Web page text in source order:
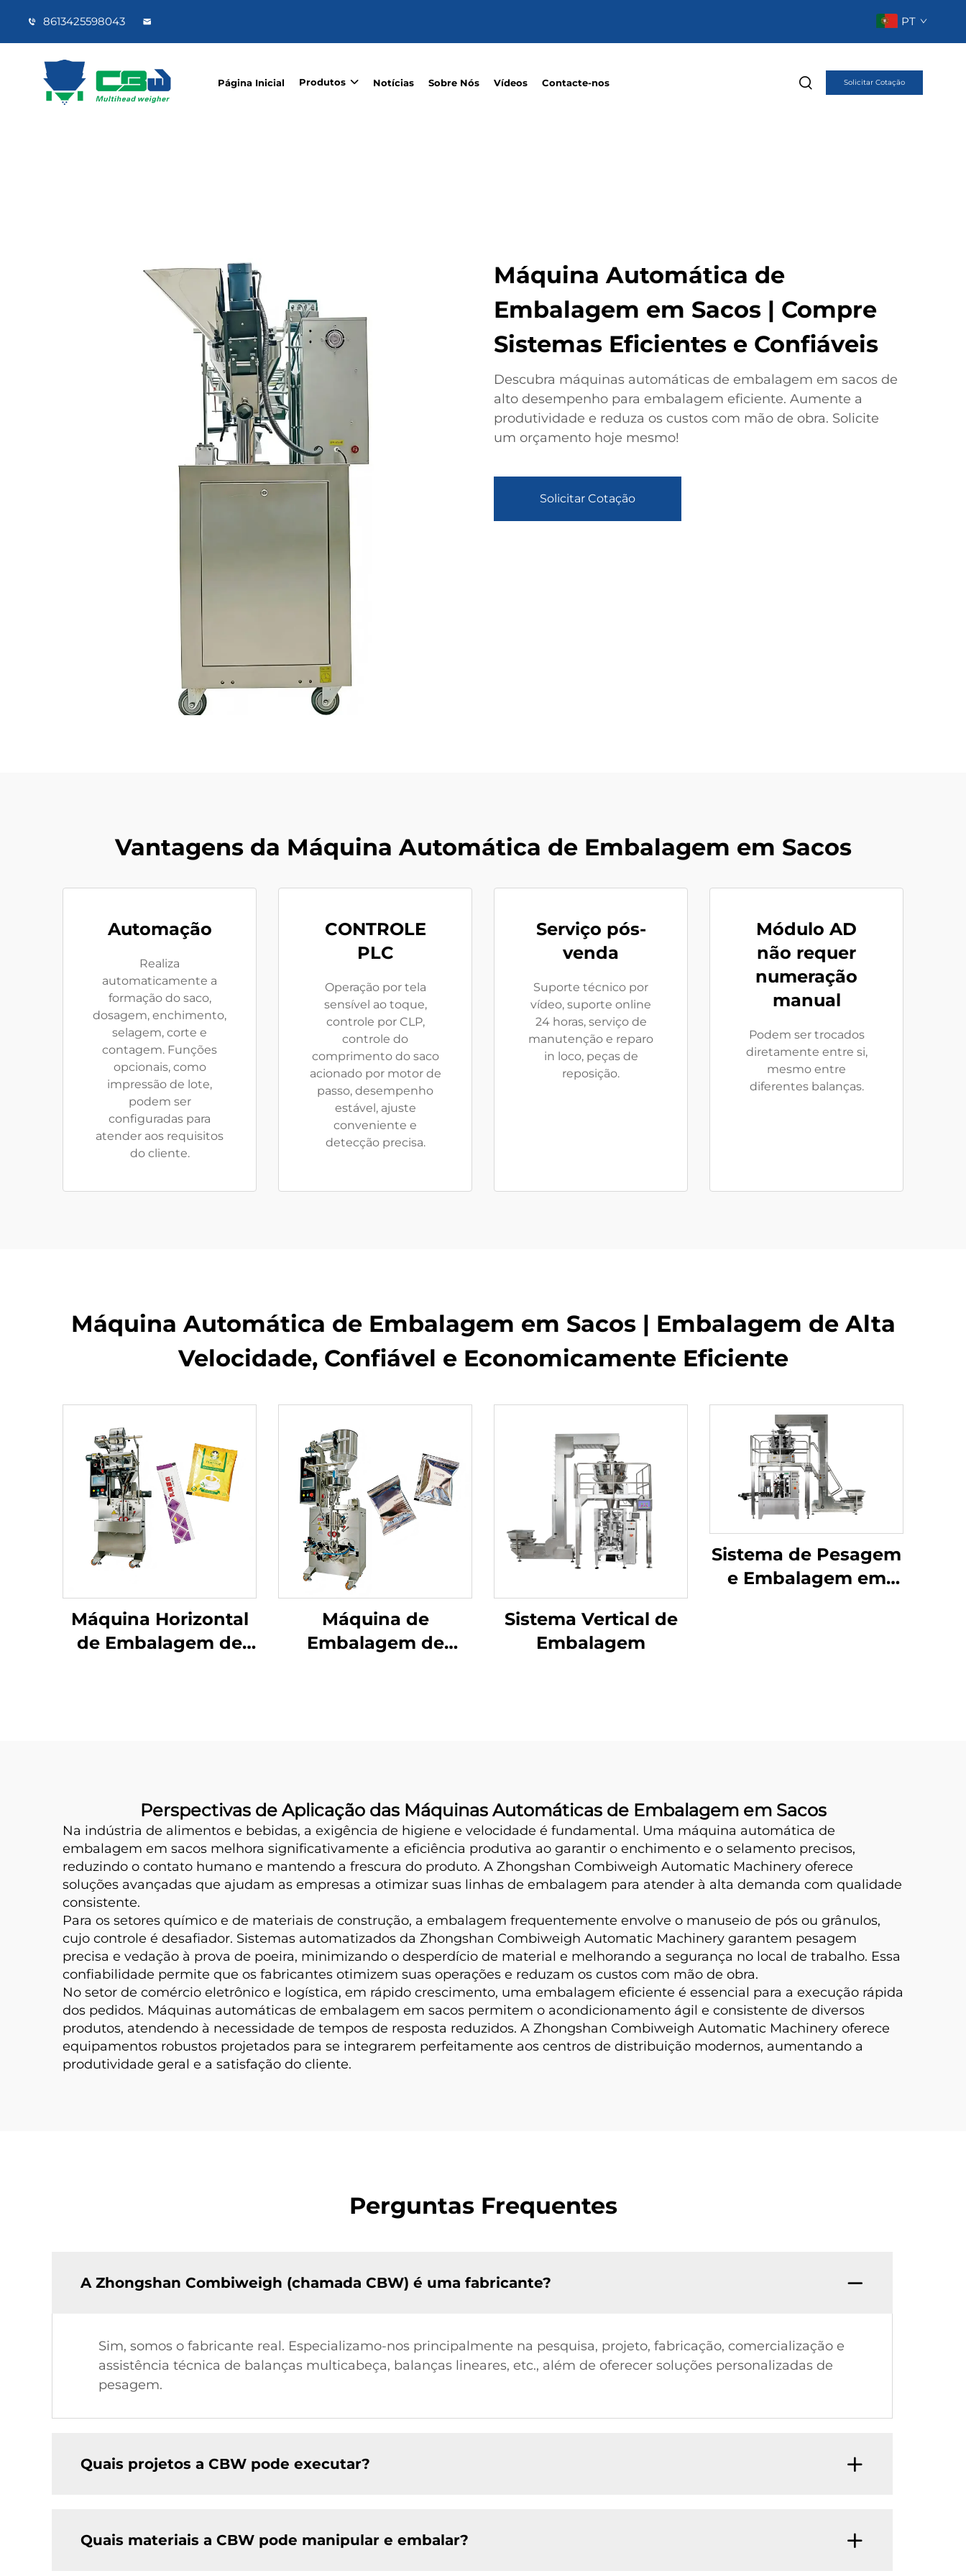
8613425598043 PT
Página Inicial Produtos Notícias Sobre Nós Vídeos Contacte-nos Solicitar Cotação
Máquina Automática de
Embalagem em Sacos | Compre
Sistemas Eficientes e Confiáveis
Descubra máquinas automáticas de embalagem em sacos de
alto desempenho para embalagem eficiente. Aumente a
produtividade e reduza os custos com mão de obra. Solicite
um orçamento hoje mesmo!
Solicitar Cotação
Vantagens da Máquina Automática de Embalagem em Sacos
Automação
Realiza
automaticamente a
formação do saco,
dosagem, enchimento,
selagem, corte e
contagem. Funções
opcionais, como
impressão de lote,
podem ser
configuradas para
atender aos requisitos
do cliente.
CONTROLE
PLC
Operação por tela
sensível ao toque,
controle por CLP,
controle do
comprimento do saco
acionado por motor de
passo, desempenho
estável, ajuste
conveniente e
detecção precisa.
Serviço pós-
venda
Suporte técnico por
vídeo, suporte online
24 horas, serviço de
manutenção e reparo
in loco, peças de
reposição.
Módulo AD
não requer
numeração
manual
Podem ser trocados
diretamente entre si,
mesmo entre
diferentes balanças.
Máquina Automática de Embalagem em Sacos | Embalagem de Alta
Velocidade, Confiável e Economicamente Eficiente
Máquina Horizontal
de Embalagem de
Máquina de
Embalagem de
Sistema Vertical de
Embalagem
Sistema de Pesagem
e Embalagem em
Perspectivas de Aplicação das Máquinas Automáticas de Embalagem em Sacos
Na indústria de alimentos e bebidas, a exigência de higiene e velocidade é fundamental. Uma máquina automática de
embalagem em sacos melhora significativamente a eficiência produtiva ao garantir o enchimento e o selamento precisos,
reduzindo o contato humano e mantendo a frescura do produto. A Zhongshan Combiweigh Automatic Machinery oferece
soluções avançadas que ajudam as empresas a otimizar suas linhas de embalagem para atender à alta demanda com qualidade
consistente.
Para os setores químico e de materiais de construção, a embalagem frequentemente envolve o manuseio de pós ou grânulos,
cujo controle é desafiador. Sistemas automatizados da Zhongshan Combiweigh Automatic Machinery garantem pesagem
precisa e vedação à prova de poeira, minimizando o desperdício de material e melhorando a segurança no local de trabalho. Essa
confiabilidade permite que os fabricantes otimizem suas operações e reduzam os custos com mão de obra.
No setor de comércio eletrônico e logística, em rápido crescimento, uma embalagem eficiente é essencial para a execução rápida
dos pedidos. Máquinas automáticas de embalagem em sacos permitem o acondicionamento ágil e consistente de diversos
produtos, atendendo à necessidade de tempos de resposta reduzidos. A Zhongshan Combiweigh Automatic Machinery oferece
equipamentos robustos projetados para se integrarem perfeitamente aos centros de distribuição modernos, aumentando a
produtividade geral e a satisfação do cliente.
Perguntas Frequentes
A Zhongshan Combiweigh (chamada CBW) é uma fabricante?
Sim, somos o fabricante real. Especializamo-nos principalmente na pesquisa, projeto, fabricação, comercialização e
assistência técnica de balanças multicabeça, balanças lineares, etc., além de oferecer soluções personalizadas de
pesagem.
Quais projetos a CBW pode executar?
Quais materiais a CBW pode manipular e embalar?